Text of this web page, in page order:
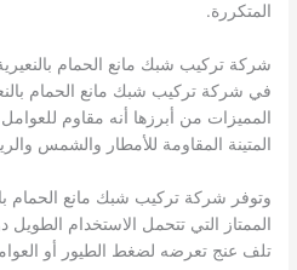
المتكررة.
شركة تركيب شبك مانع الحمام
في شركة تركيب شبك مانع الحمام
المميزات من أبرزها أنه مقاوم
المتينة المقاومة للأمطار والشمس
وتوفر شركة تركيب شبك مانع الحمام
الممتاز التي تتحمل الاستخدام
تلف عنج تعرضه لضغط الطيور أو